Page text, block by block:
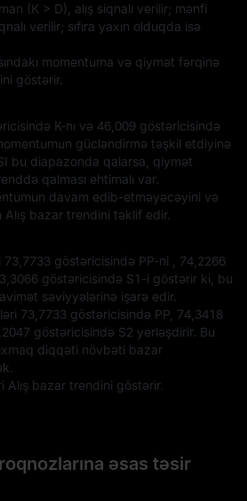
(K > D), alış siqnalı verilir; mənfi
verilir; sıfıra yaxın olduqda isə
momentuma və qiymət fərqinə
göstərir.
K-nı və 46,009 göstəricisində
gücləndirmə təşkil etdiyinə
bu diapazonda qalarsa, qiymət
qalması ehtimalı var.
davam edib-etməyəcəyini və
Alış bazar trendini təklif edir.
göstəricisində PP-ni , 74,2266
göstəricisində S1-i göstərir ki, bu
səviyyələrinə işarə edir.
73,7733 göstəricisində PP, 74,3418
göstəricisində S2 yerləşdirir. Bu
diqqəti növbəti bazar
Alış bazar trendini göstərir.
əsas təsir